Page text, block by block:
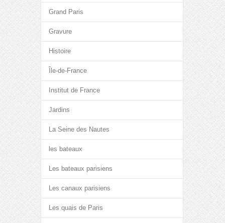
Grand Paris
Gravure
Histoire
Île-de-France
Institut de France
Jardins
La Seine des Nautes
les bateaux
Les bateaux parisiens
Les canaux parisiens
Les quais de Paris